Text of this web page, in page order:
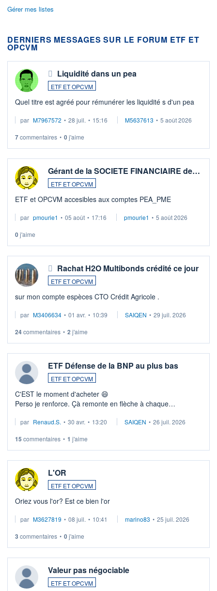
Gérer mes listes
DERNIERS MESSAGES SUR LE FORUM ETF ET
OPCVM
Liquidité dans un pea
ETF ET OPCVM
Quel titre est agréé pour rémunérer les liquidité s d'un pea
par M7967572 • 28 juil. • 15:16 M5637613 • 5 août 2026
7commentaires • 0j'aime
Gérant de la SOCIETE FINANCIAIRE de…
ETF ET OPCVM
ETF et OPCVM accesibles aux comptes PEA_PME
par pmourie1 • 05 août • 17:16 pmourie1 • 5 août 2026
0j'aime
Rachat H2O Multibonds crédité ce jour
ETF ET OPCVM
sur mon compte espèces CTO Crédit Agricole .
par M3406634 • 01 avr. • 10:39 SAIQEN • 29 juil. 2026
24commentaires • 2 j'aime
ETF Défense de la BNP au plus bas
ETF ET OPCVM
C'EST le moment d'acheter 😄​
Perso je renforce. Çà remonte en flèche à chaque
Investissement long terme tip top pour sa retraite.
par Renaud.S. • 30 avr. • 13:20 SAIQEN • 26 juil. 2026
15 commentaires • 1 j'aime
L'OR
ETF ET OPCVM
Oriez vous l'or? Est ce bien l'or
par M3627819 • 08 juil. • 10:41 marino83 • 25 juil. 2026
3 commentaires • 0j'aime
Valeur pas négociable
ETF ET OPCVM